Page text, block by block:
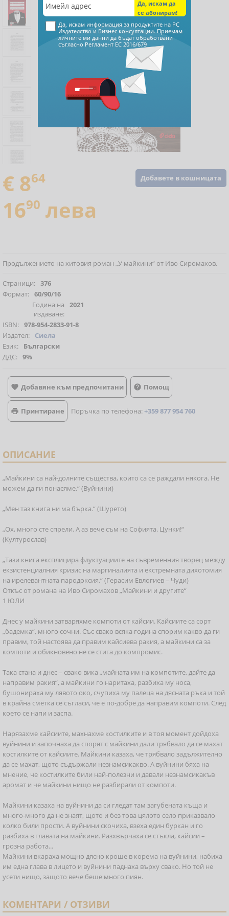
Добавете в кошницата
€ 864
1690 лева
Продължението на хитовия роман „У майкини“ от Иво Сиромахов.
Страници: 376
Формат: 60/90/16
Година на
издаване:
2021
ISBN: 978-954-2833-91-8
Издател:
Сиела
Език:
Български
ДДС: 9%
 Добавяне към предпочитани  Помощ
 Принтиране Поръчка по телефона:+359 877 954 760
ОПИСАНИЕ
„Майкини са най-долните същества, които са се раждали някога. Не
можем да ги понасяме.“ (Вуйнини)
„Мен таз книга ни ма бърка.“ (Шурето)
„Ох, много сте спрели. А аз вече съм на Софията. Цунки!“
(Културослав)
„Тази книга експлицира флуктуациите на съвременния творец между
екзистенциалния кризис на маргиналията и екстремната дихотомия
на ирелевантната пародоксия.“ (Герасим Евлогиев – Чуди)
Откъс от романа на Иво Сиромахов „Майкини и другите“
1 ЮЛИ
Днес у майкини затваряхме компоти от кайсии. Кайсиите са сорт
„бадемка“, много сочни. Със свако всяка година спорим какво да ги
правим, той настоява да правим кайсиева ракия, а майкини са за
компоти и обикновено не се стига до компромис.
Така стана и днес – свако вика „майната им на компотите, дайте да
направим ракия“, а майкини го наритаха, разбиха му носа,
бушонираха му лявото око, счупиха му палеца на дясната ръка и той
в крайна сметка се съгласи, че е по-добре да направим компоти. След
което се напи и заспа.
Нарязахме кайсиите, махнахме костилките и в тоя момент дойдоха
вуйнини и започнаха да спорят с майкини дали трябвало да се махат
костилките от кайсиите. Майкини казаха, че трябвало задължително
да се махат, щото съдържали незнамсикакво. А вуйнини бяха на
мнение, че костилките били най-полезни и давали незнамсикакъв
аромат и че майкини нищо не разбирали от компоти.
Майкини казаха на вуйнини да си гледат там загубената къща и
много-много да не знаят, щото и без това цялото село приказвало
колко били прости. А вуйнини скочиха, взеха един буркан и го
разбиха в главата на майкини. Разхвърчаха се стъкла, кайсии –
грозна работа...
Майкини вкараха мощно дясно кроше в корема на вуйнини, набиха
им една глава в лицето и вуйнини паднаха върху свако. Но той не
усети нищо, защото вече беше много пиян.
КОМЕНТАРИ / ОТЗИВИ
Да, искам информация за продуктите на РС
Издателство и Бизнес консултации. Приемам
личните ми данни да бъдат обработвани
съгласно Регламент ЕС 2016/679